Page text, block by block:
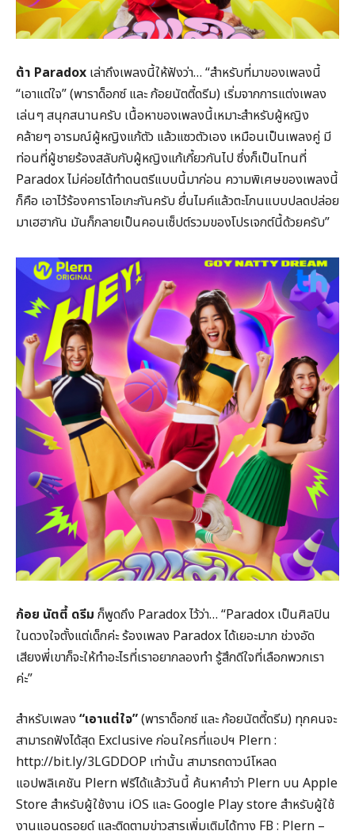
ต้า Paradox เล่าถึงเพลงนี้ให้ฟังว่า… “สำหรับที่มาของเพลงนี้
“เอาแต่ใจ” (พาราด็อกซ์ และ ก้อยนัตตี้ดรีม) เริ่มจากการแต่งเพลง
เล่นๆ สนุกสนานครับ เนื้อหาของเพลงนี้เหมาะสำหรับผู้หญิง
คล้ายๆ อารมณ์ผู้หญิงแก้ตัว แล้วแซวตัวเอง เหมือนเป็นเพลงคู่ มี
ท่อนที่ผู้ชายร้องสลับกับผู้หญิงแก้เกี้ยวกันไป ซึ่งก็เป็นโทนที่
Paradox ไม่ค่อยได้ทำดนตรีแบบนี้มาก่อน ความพิเศษของเพลงนี้
ก็คือ เอาไว้ร้องคาราโอเกะกันครับ ยื่นไมค์แล้วตะโกนแบบปลดปล่อย
มาเฮฮากัน มันก็กลายเป็นคอนเซ็ปต์รวมของโปรเจกต์นี้ด้วยครับ”
ก้อย นัตตี้ ดรีม ก็พูดถึง Paradox ไว้ว่า… “Paradox เป็นศิลปิน
ในดวงใจตั้งแต่เด็กค่ะ ร้องเพลง Paradox ได้เยอะมาก ช่วงอัด
เสียงพี่เขาก็จะให้ทำอะไรที่เราอยากลองทำ รู้สึกดีใจที่เลือกพวกเรา
ค่ะ”
สำหรับเพลง “เอาแต่ใจ”(พาราด็อกซ์ และ ก้อยนัตตี้ดรีม) ทุกคนจะ
สามารถฟังได้สุด Exclusive ก่อนใครที่แอปฯ Plern :
http://bit.ly/3LGDDOP เท่านั้น สามารถดาวน์โหลด
แอปพลิเคชัน Plern ฟรีได้แล้ววันนี้ ค้นหาคำว่า Plern บน Apple
Store สำหรับผู้ใช้งาน iOS และ Google Play store สำหรับผู้ใช้
งานแอนดรอยด์ และติดตามข่าวสารเพิ่มเติมได้ทาง FB : Plern –